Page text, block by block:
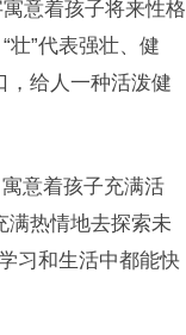
意着孩子将来性格
壮”代表强壮、健
，给人一种活泼健
意着孩子充满活
满热情地去探索未
习和生活中都能快